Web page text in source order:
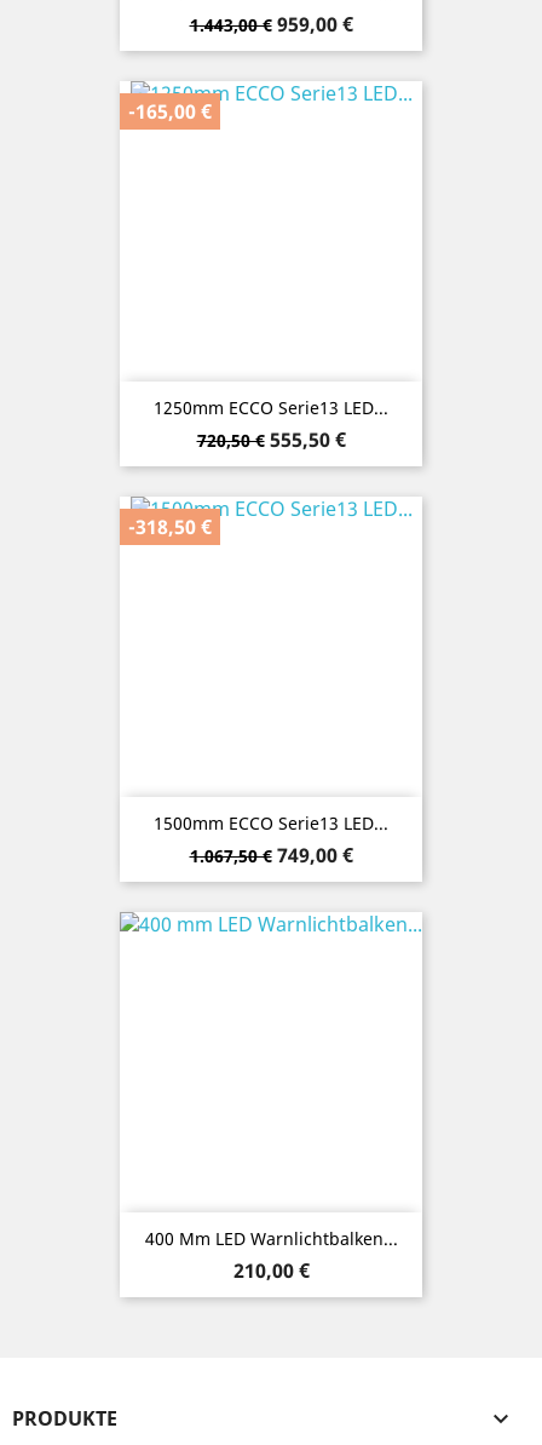
Verkaufspreis
1.443,00 € Preis
959,00 €
1250mm ECCO Serie13 LED...
Verkaufspreis
720,50 € Preis
555,50 €
-165,00 €
1500mm ECCO Serie13 LED...
Verkaufspreis
1.067,50 € Preis
749,00 €
-318,50 €
400 Mm LED Warnlichtbalken...
Preis
210,00 €
PRODUKTE 